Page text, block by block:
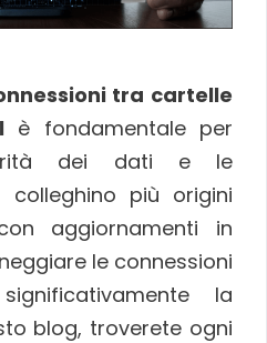
tra cartelle
è fondamentale per
dei dati e le
colleghino più origini
aggiornamenti in
le connessioni
la
blog, troverete ogni